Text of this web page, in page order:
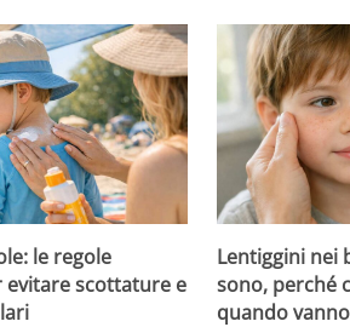
le regole
evitare scottature e
Lentiggini nei
sono, perché
quando